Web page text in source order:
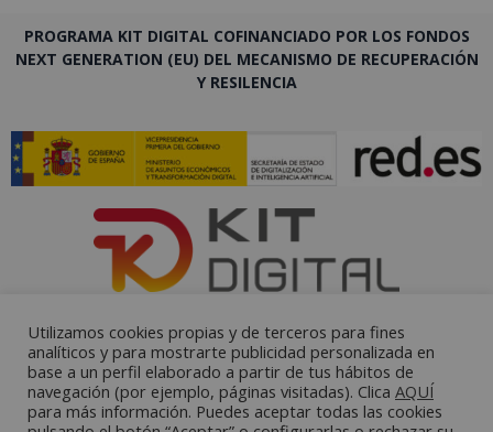
PROGRAMA KIT DIGITAL COFINANCIADO POR LOS FONDOS
NEXT GENERATION (EU) DEL MECANISMO DE RECUPERACIÓN
Y RESILENCIA
Utilizamos cookies propias y de terceros para fines
analíticos y para mostrarte publicidad personalizada en
base a un perfil elaborado a partir de tus hábitos de
navegación (por ejemplo, páginas visitadas). Clica AQUÍ
para más información. Puedes aceptar todas las cookies